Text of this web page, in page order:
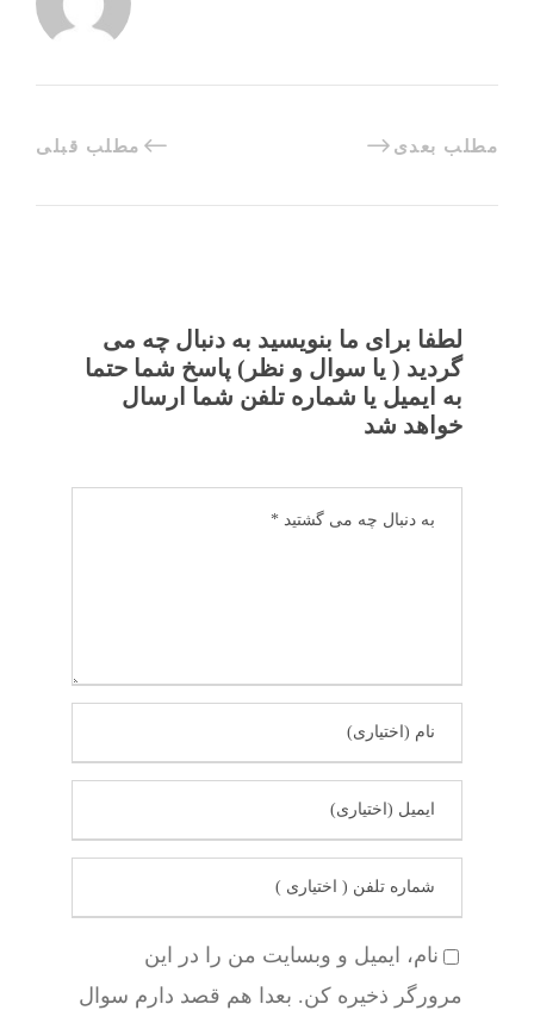
مطلب قبلی مطلب بعدی
لطفا برای ما بنویسید به دنبال چه می
گردید ( یا سوال و نظر) پاسخ شما حتما
به ایمیل یا شماره تلفن شما ارسال
خواهد شد
نام، ایمیل و وبسایت من را در این
مرورگر ذخیره کن. بعدا هم قصد دارم سوال